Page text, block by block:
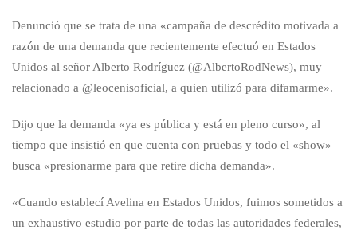
Denunció que se trata de una «campaña de descrédito motivada a
razón de una demanda que recientemente efectuó en Estados
Unidos al señor Alberto Rodríguez (@AlbertoRodNews), muy
relacionado a @leocenisoficial, a quien utilizó para difamarme».
Dijo que la demanda «ya es pública y está en pleno curso», al
tiempo que insistió en que cuenta con pruebas y todo el «show»
busca «presionarme para que retire dicha demanda».
«Cuando establecí Avelina en Estados Unidos, fuimos sometidos a
un exhaustivo estudio por parte de todas las autoridades federales,